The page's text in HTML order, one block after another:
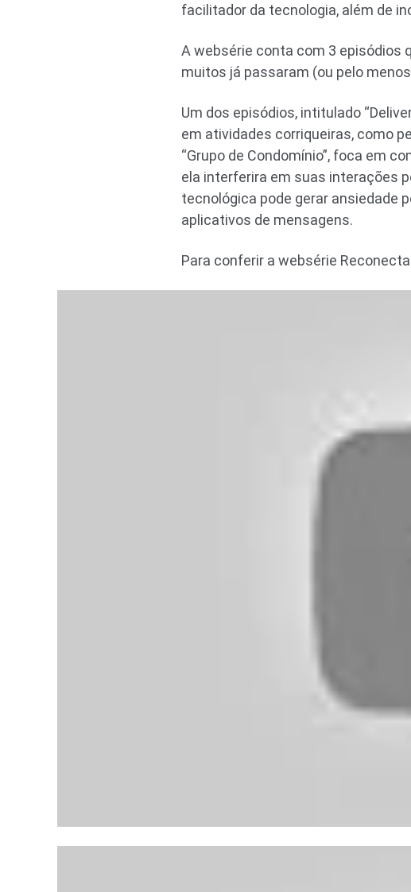
facilitador da tecnologia, além de
A websérie conta com 3 episódios
muitos já passaram (ou pelo
Um dos episódios, intitulado
em atividades corriqueiras, como
“Grupo de Condomínio”, foca em
ela interferira em suas interações
tecnológica pode gerar ansiedade
aplicativos de mensagens.
Para conferir a websérie